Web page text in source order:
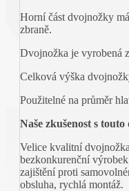
Horní část dvojnožky
zbraně.
Dvojnožka je vyrobená
Celková výška
Použitelné na průměr
Naše zkušenost s
Velice kvalitní
bezkonkurenční
zajištění proti
obsluha, rychlá montáž.